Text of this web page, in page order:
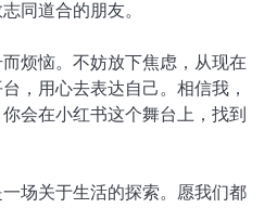
同道合的朋友。
烦恼。不妨放下焦虑，从现在
，用心去表达自己。相信我，
会在小红书这个舞台上，找到
场关于生活的探索。愿我们都